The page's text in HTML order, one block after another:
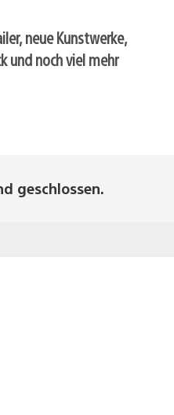
neue Kunstwerke,
und noch viel mehr
geschlossen.